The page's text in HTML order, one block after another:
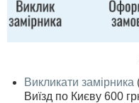
Викликати замірника
Виїзд по Києву 600